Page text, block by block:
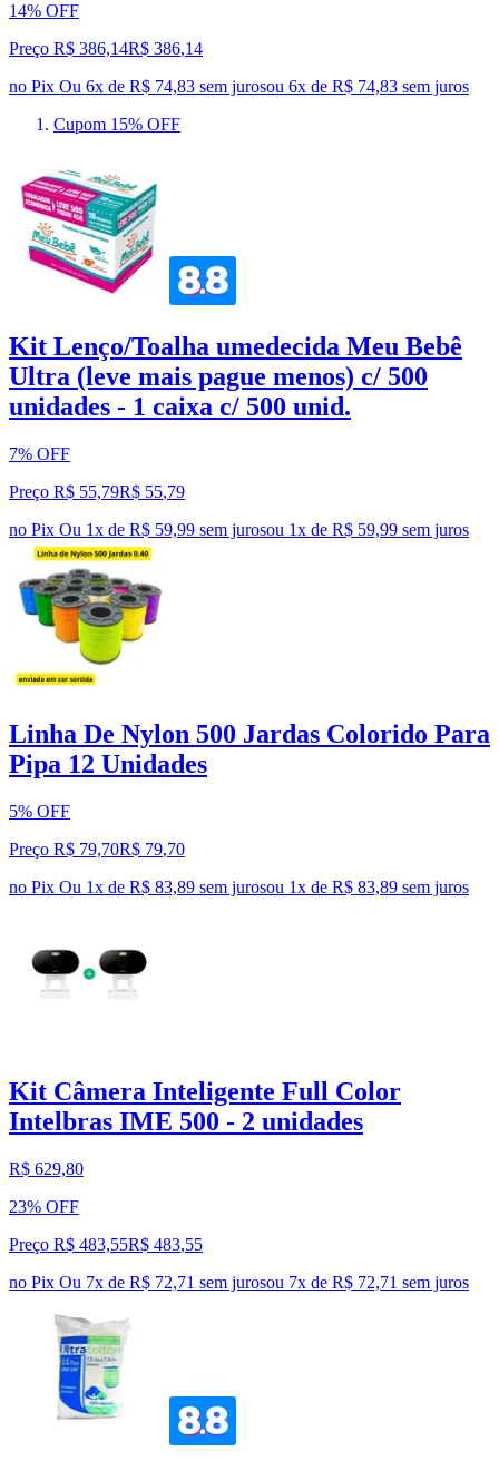
14% OFF
Preço R$ 386,14R$ 386,14
no Pix Ou 6x de R$ 74,83 sem jurosou 6x de R$ 74,83 sem juros
Cupom 15% OFF
Kit Lenço/Toalha umedecida Meu Bebê
Ultra (leve mais pague menos) c/ 500
unidades - 1 caixa c/ 500 unid.
7% OFF
Preço R$ 55,79R$ 55,79
no Pix Ou 1x de R$ 59,99 sem jurosou 1x de R$ 59,99 sem juros
Linha De Nylon 500 Jardas Colorido Para
Pipa 12 Unidades
5% OFF
Preço R$ 79,70R$ 79,70
no Pix Ou 1x de R$ 83,89 sem jurosou 1x de R$ 83,89 sem juros
Kit Câmera Inteligente Full Color
Intelbras IME 500 - 2 unidades
R$ 629,80
23% OFF
Preço R$ 483,55R$ 483,55
no Pix Ou 7x de R$ 72,71 sem jurosou 7x de R$ 72,71 sem juros